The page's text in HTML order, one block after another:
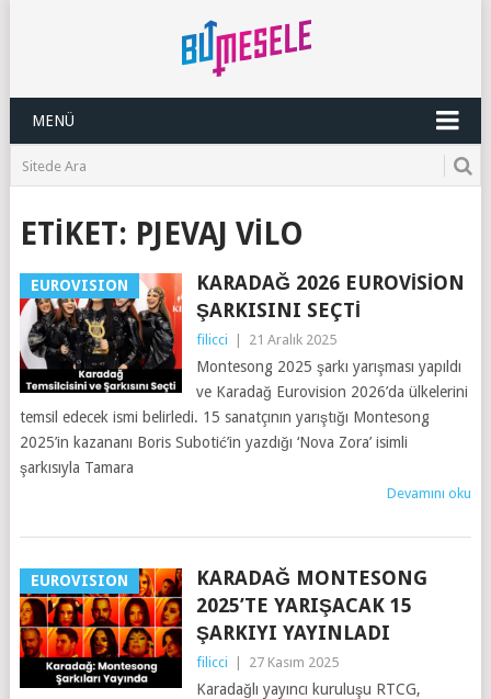
MENÜ
ETIKET: PJEVAJ VILO
EUROVISION
KARADAĞ 2026 EUROVISION
ŞARKISINI SEÇTI
filicci 21 Aralık 2025
Montesong 2025 şarkı yarışması yapıldı
ve Karadağ Eurovision 2026’da ülkelerini
temsil edecek ismi belirledi. 15 sanatçının yarıştığı Montesong
2025’in kazananı Boris Subotić’in yazdığı ‘Nova Zora’ isimli
şarkısıyla Tamara
Devamını oku
EUROVISION
KARADAĞ MONTESONG
2025’TE YARIŞACAK 15
ŞARKIYI YAYINLADI
filicci 27 Kasım 2025
Karadağlı yayıncı kuruluşu RTCG,